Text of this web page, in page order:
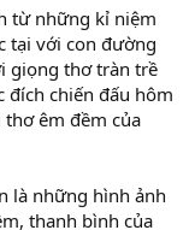
từ những kỉ niệm
tại với con đường
giọng thơ tràn trề
đích chiến đấu hôm
êm đềm của
là những hình ảnh
thanh bình của